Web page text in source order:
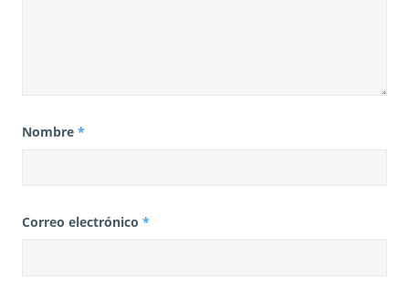
Nombre *
Correo electrónico *